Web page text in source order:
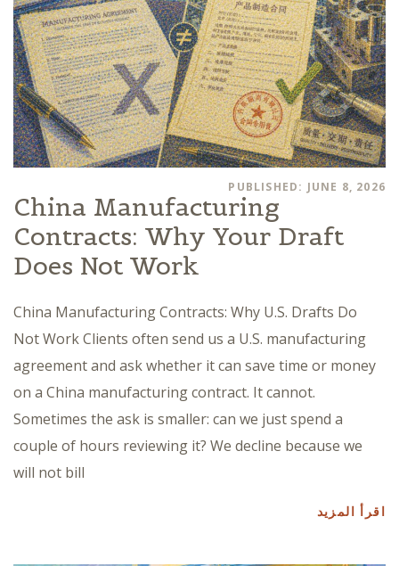
PUBLISHED: JUNE 8, 2026
China Manufacturing
Contracts: Why Your Draft
Does Not Work
China Manufacturing Contracts: Why U.S. Drafts Do
Not Work Clients often send us a U.S. manufacturing
agreement and ask whether it can save time or money
on a China manufacturing contract. It cannot.
Sometimes the ask is smaller: can we just spend a
couple of hours reviewing it? We decline because we
will not bill
اقرأ المزيد